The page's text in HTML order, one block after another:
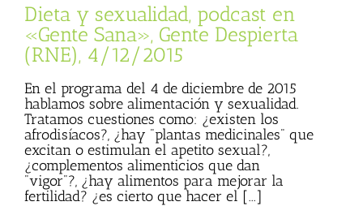
Dieta y sexualidad, podcast en
«Gente Sana», Gente Despierta
(RNE), 4/12/2015
En el programa del 4 de diciembre de 2015
hablamos sobre alimentación y sexualidad.
Tratamos cuestiones como: ¿existen los
afrodisíacos?, ¿hay "plantas medicinales" que
excitan o estimulan el apetito sexual?,
¿complementos alimenticios que dan
"vigor"?, ¿hay alimentos para mejorar la
fertilidad? ¿es cierto que hacer el [...]